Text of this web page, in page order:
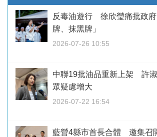
反毒油遊行 徐欣瑩痛批政
牌、抹黑牌」
2026-07-26 10:55
中聯19批油品重新上架 許
眾疑慮增大
2026-07-22 16:54
藍營4縣市首長合體 邀集召